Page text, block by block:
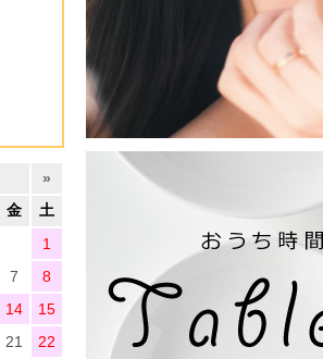
»
金
土
1
7
8
14
15
21
22